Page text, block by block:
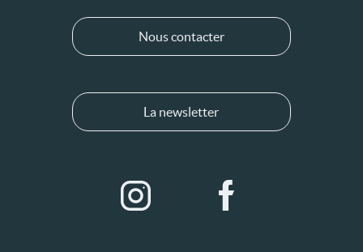
Nous contacter
La newsletter